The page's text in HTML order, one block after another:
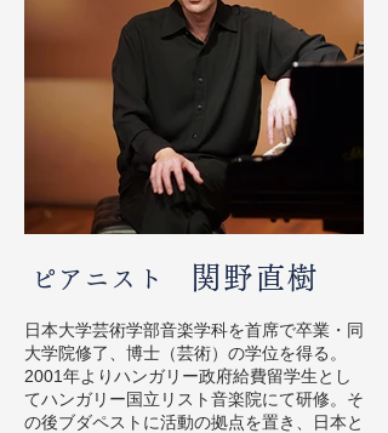
ピアニス ト 関野直樹
日本大学芸術学部音楽学科を首席で卒業・同
大学院修了、博士（芸術）の学位を得る。
2001年よりハンガリー政府給費留学生とし
てハンガリー国立リスト音楽院にて研修。そ
の後ブダペストに活動の拠点を置き、日本と